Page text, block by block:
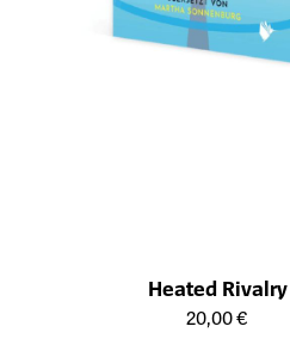
Heated Rivalry
Öffnet die Detailseite des Produkts
20,00 €